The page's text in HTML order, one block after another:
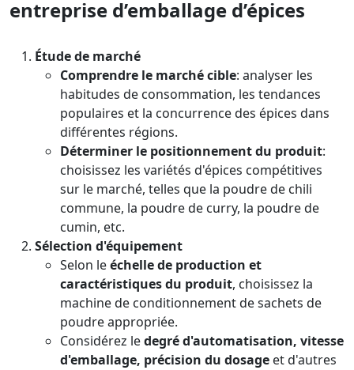
entreprise d’emballage d’épices
Étude de marché
Comprendre le marché cible: analyser les
habitudes de consommation, les tendances
populaires et la concurrence des épices dans
différentes régions.
Déterminer le positionnement du produit:
choisissez les variétés d'épices compétitives
sur le marché, telles que la poudre de chili
commune, la poudre de curry, la poudre de
cumin, etc.
Sélection d'équipement
Selon leéchelle de production et
caractéristiques du produit, choisissez la
machine de conditionnement de sachets de
poudre appropriée.
Considérez ledegré d'automatisation, vitesse
d'emballage, précision du dosage et d'autres